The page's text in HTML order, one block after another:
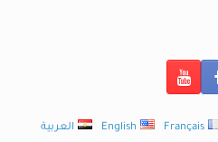
العربية English Français